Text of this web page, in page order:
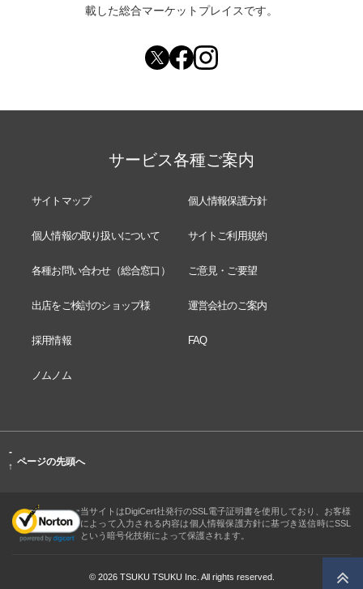
載した総合マーケットプレイスです。
サービス各種ご案内
サイトマップ 個人情報保護方針
個人情報の取り扱いについて サイトご利用規約
各種お問い合わせ（総合窓口） ご意見・ご要望
出店をご検討のショップ様 運営会社のご案内
採用情報 FAQ
ノムノム
-
↑ ページの先頭へ
当サイトはDigiCert社発行のSSL電子証明書を使用しており、お客様
によって入力される内容は個人情報保護方針に基づき送信時にSSL
という暗号化技術によって保護されます。
© 2026 TSUKU TSUKU Inc. All rights reserved.